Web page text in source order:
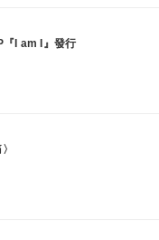
『I am I』發行